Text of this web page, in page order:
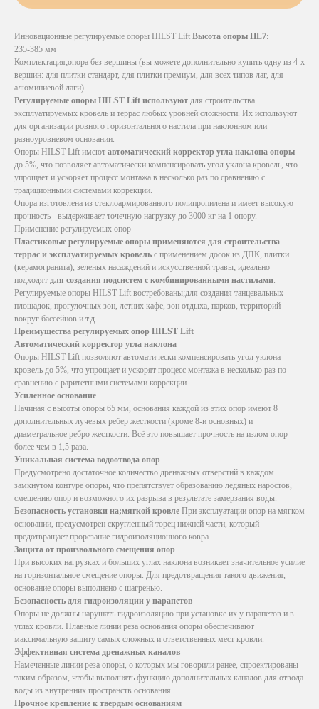
Инновационные регулируемые опоры HILST Lift Высота опоры HL7:
235-385 мм
Комплектация;опора без вершины (вы можете дополнительно купить одну из 4-х
вершин: для плитки стандарт, для плитки премиум, для всех типов лаг, для
алюминиевой лаги)
Регулируемые опоры HILST Lift используют для строительства
эксплуатируемых кровель и террас любых уровней сложности. Их используют
для организации ровного горизонтального настила при наклонном или
разноуровневом основании.
Опоры HILST Lift имеют автоматический корректор угла наклона опоры
до 5%, что позволяет автоматически компенсировать угол уклона кровель, что
упрощает и ускоряет процесс монтажа в несколько раз по сравнению с
традиционными системами коррекции.
Опора изготовлена из стеклоармированного полипропилена и имеет высокую
прочность - выдерживает точечную нагрузку до 3000 кг на 1 опору.
Применение регулируемых опор
Пластиковые регулируемые опоры применяются для строительства
террас и эксплуатируемых кровель с применением досок из ДПК, плитки
(керамогранита), зеленых насаждений и искусственной травы; идеально
подходят для создания подсистем с комбинированными настилами
Регулируемые опоры HILST Lift востребованы;для создания танцевальных
площадок, прогулочных зон, летних кафе, зон отдыха, парков, территорий
вокруг бассейнов и т.д
Преимущества регулируемых опор HILST Lift
Автоматический корректор угла наклона
Опоры HILST Lift позволяют автоматически компенсировать угол уклона
кровель до 5%, что упрощает и ускорят процесс монтажа в несколько раз по
сравнению с раритетными системами коррекции.
Усиленное основание
Начиная с высоты опоры 65 мм, основания каждой из этих опор имеют 8
дополнительных лучевых ребер жесткости (кроме 8-и основных) и
диаметральное ребро жесткости. Всё это повышает прочность на излом опор
более чем в 1,5 раза.
Уникальная система водоотвода опор
Предусмотрено достаточное количество дренажных отверстий в каждом
замкнутом контуре опоры, что препятствует образованию ледяных наростов,
смещению опор и возможного их разрыва в результате замерзания воды.
Безопасность установки на;мягкой кровле При эксплуатации опор на мягком
основании, предусмотрен скругленный торец нижней части, который
предотвращает прорезание гидроизоляционного ковра.
Защита от произвольного смещения опор
При высоких нагрузках и больших углах наклона возникает значительное усилие
на горизонтальное смещение опоры. Для предотвращения такого движения,
основание опоры выполнено с шагренью.
Безопасность для гидроизоляции у парапетов
Опоры не должны нарушать гидроизоляцию при установке их у парапетов и в
углах кровли. Плавные линии реза основания опоры обеспечивают
максимальную защиту самых сложных и ответственных мест кровли.
Эффективная система дренажных каналов
Намеченные линии реза опоры, о которых мы говорили ранее, спроектированы
таким образом, чтобы выполнять функцию дополнительных каналов для отвода
воды из внутренних пространств основания.
Прочное крепление к твердым основаниям